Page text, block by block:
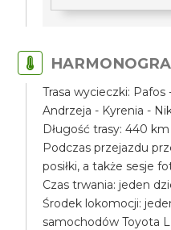
Trasa wycieczki:
Andrzeja - Kyrenia -
Długość trasy: 440 km
Podczas przejazdu
posiłki, a także sesje
Czas trwania: jeden
Środek lokomocji:
samochodów Toyota